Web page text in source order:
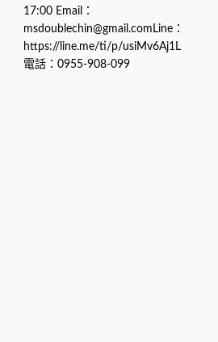
17:00 Email：
msdoublechin@gmail.comLine：
https://line.me/ti/p/usiMv6Aj1L
電話：0955-908-099